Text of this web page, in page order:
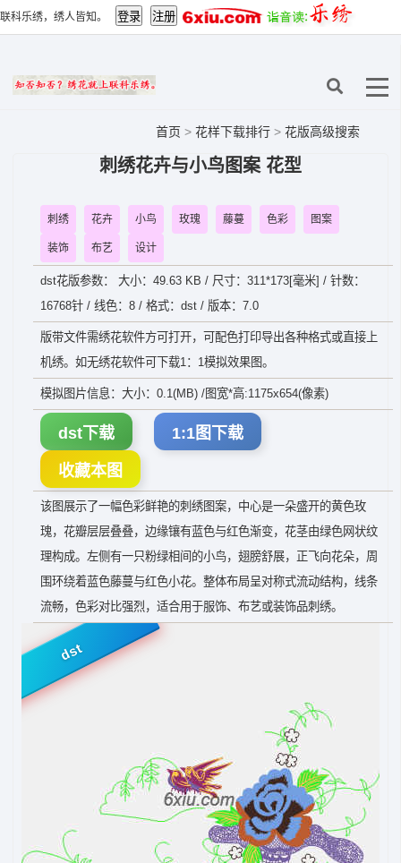
联科乐绣，绣人皆知。
首页 > 花样下载排行 > 花版高级搜索
刺绣花卉与小鸟图案 花型
刺绣 花卉 小鸟 玫瑰 藤蔓 色彩 图案
装饰 布艺 设计
dst花版参数： 大小：49.63 KB / 尺寸：311*173[毫米] / 针数：
16768针 / 线色：8 / 格式：dst / 版本：7.0
版带文件需绣花软件方可打开，可配色打印导出各种格式或直接上
机绣。如无绣花软件可下载1：1模拟效果图。
模拟图片信息：大小：0.1(MB) /图宽*高:1175x654(像素)
dst下载 1:1图下载
收藏本图
该图展示了一幅色彩鲜艳的刺绣图案，中心是一朵盛开的黄色玫
瑰，花瓣层层叠叠，边缘镶有蓝色与红色渐变，花茎由绿色网状纹
理构成。左侧有一只粉绿相间的小鸟，翅膀舒展，正飞向花朵，周
围环绕着蓝色藤蔓与红色小花。整体布局呈对称式流动结构，线条
流畅，色彩对比强烈，适合用于服饰、布艺或装饰品刺绣。
dst